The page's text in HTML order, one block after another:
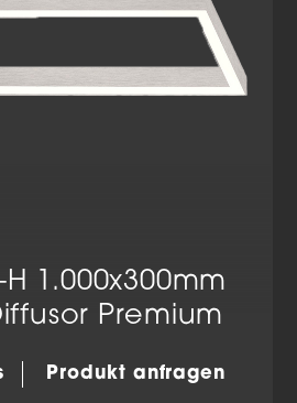
H 1.000x300mm
Premium
Produkt anfragen